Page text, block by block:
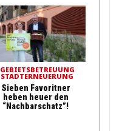
GEBIETSBETREUUNG
STADTERNEUERUNG
Sieben Favoritner
heben heuer den
“Nachbarschatz”!